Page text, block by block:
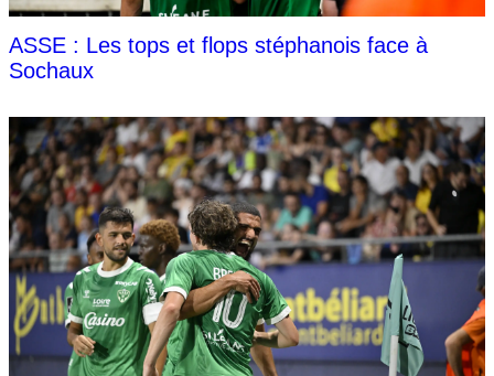
ASSE : Les tops et flops stéphanois face à
Sochaux